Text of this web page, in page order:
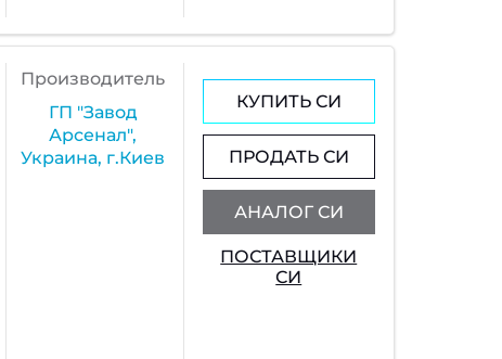
Производитель
ГП "Завод
Арсенал",
Украина, г.Киев
КУПИТЬ СИ
ПРОДАТЬ СИ
АНАЛОГ СИ
ПОСТАВЩИКИ
СИ